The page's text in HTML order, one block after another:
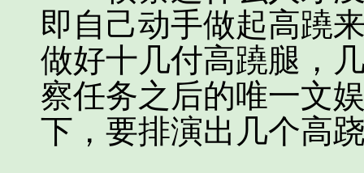
即自己动手做起高蹺
做好十几付高蹺腿，
察任务之后的唯一文
下，要排演出几个高